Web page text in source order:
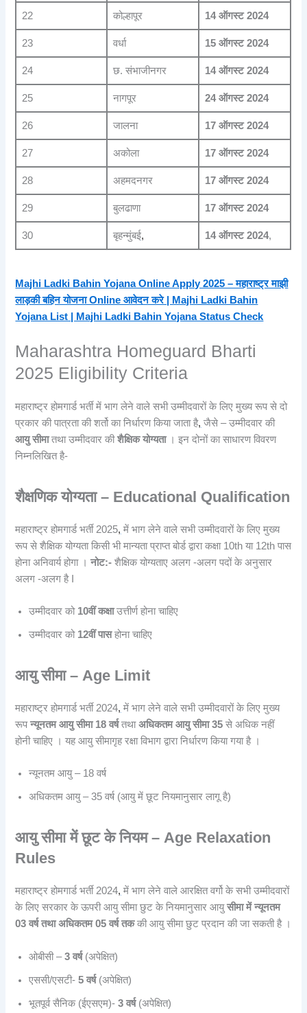
22 कोल्हापूर 14 ऑगस्ट 2024
23 वर्धा 15 ऑगस्ट 2024
24 छ. संभाजीनगर 14 ऑगस्ट 2024
25 नागपूर 24 ऑगस्ट 2024
26 जालना 17 ऑगस्ट 2024
27 अकोला 17 ऑगस्ट 2024
28 अहमदनगर 17 ऑगस्ट 2024
29 बुलढाणा 17 ऑगस्ट 2024
30 बृहन्मुंबई, 14 ऑगस्ट 2024,
Majhi Ladki Bahin Yojana Online Apply 2025 – महाराष्ट्र माझी
लाड़की बहिन योजना Online आवेदन करे | Majhi Ladki Bahin
Yojana List | Majhi Ladki Bahin Yojana Status Check
Maharashtra Homeguard Bharti
2025 Eligibility Criteria
महाराष्ट्र होमगार्ड भर्ती में भाग लेने वाले सभी उम्मीदवारों के लिए मुख्य रूप से दो
प्रकार की पात्रता की शर्तो का निर्धारण किया जाता है, जैसे – उम्मीदवार की
आयु सीमातथा उम्मीदवार कीशैक्षिक योग्यता। इन दोनों का साधारण विवरण
निम्नलिखित है-
शैक्षणिक योग्यता – Educational Qualification
महाराष्ट्र होमगार्ड भर्ती 2025, में भाग लेने वाले सभी उम्मीदवारों के लिए मुख्य
रूप से शैक्षिक योग्यता किसी भी मान्यता प्राप्त बोर्ड द्वारा कक्षा 10th या 12th पास
होना अनिवार्य होगा ।नोट:- शैक्षिक योग्यताए अलग -अलग पदों के अनुसार
अलग -अलग है I
उम्मीदवार को 10वीं कक्षाउत्तीर्ण होना चाहिए
उम्मीदवार को 12वीं पासहोना चाहिए
आयु सीमा – Age Limit
महाराष्ट्र होमगार्ड भर्ती 2024, में भाग लेने वाले सभी उम्मीदवारों के लिए मुख्य
रूपन्यूनतम आयु सीमा 18 वर्षतथाअधिकतम आयु सीमा 35से अधिक नहीं
होनी चाहिए । यह आयु सीमागृह रक्षा विभाग द्वारा निर्धारण किया गया है ।
न्यूनतम आयु – 18 वर्ष
अधिकतम आयु – 35 वर्ष (आयु में छूट नियमानुसार लागू है)
आयु सीमा में छूट के नियम – Age Relaxation
Rules
महाराष्ट्र होमगार्ड भर्ती 2024, में भाग लेने वाले आरक्षित वर्गो के सभी उम्मीदवारों
के लिए सरकार के ऊपरी आयु सीमा छुट के नियमानुसार आयुसीमा में न्यूनतम
03 वर्ष तथा अधिकतम 05 वर्ष तककी आयु सीमा छुट प्रदान की जा सकती है ।
ओबीसी –3 वर्ष (अपेक्षित)
एससी/एसटी-5 वर्ष(अपेक्षित)
भूतपूर्व सैनिक (ईएसएम)- 3 वर्ष(अपेक्षित)